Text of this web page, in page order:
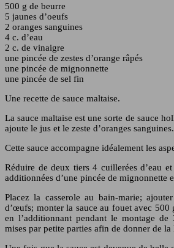
500 g de beurre
5 jaunes d’oeufs
2 oranges sanguines
4 c. d’eau
2 c. de vinaigre
une pincée de zestes d’orange râpés
une pincée de mignonnette
une pincée de sel fin
Une recette de sauce maltaise.
La sauce maltaise est une sorte de sauce
ajoute le jus et le zeste d’oranges sanguines.
Cette sauce accompagne idéalement les
Réduire de deux tiers 4 cuillerées d’eau
additionnées d’une pincée de mignonnette
Placez la casserole au bain-marie;
d’œufs; monter la sauce au fouet avec
en l’additionnant pendant le montage de
mises par petite parties afin de donner de la